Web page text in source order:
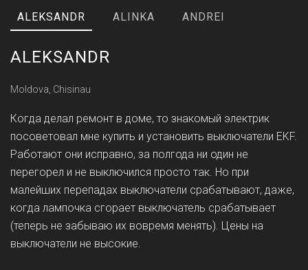
ALEKSANDR ALINKA ANDREI
ALEKSANDR
Moldova, Chisinau
Когда делал ремонт в доме, то знакомый электрик
посоветовал мне купить и установить выключатели EKF.
Работают они исправно, за полгода ни один не
перегорел и не выключился просто так. Но при
малейших перепадах выключатели срабатывают, даже,
когда лампочка сгорает выключатель срабатывает
(теперь не забываю их вовремя менять). Цены на
выключатели не высокие.